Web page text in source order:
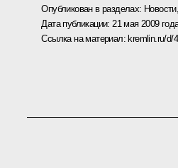
Опубликован в разделах: Новости,
Дата публикации: 21 мая 2009
Ссылка на материал:kremlin.ru/d/